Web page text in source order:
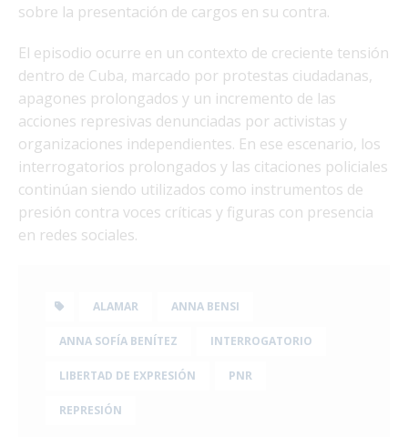
sobre la presentación de cargos en su contra.
El episodio ocurre en un contexto de creciente tensión
dentro de Cuba, marcado por protestas ciudadanas,
apagones prolongados y un incremento de las
acciones represivas denunciadas por activistas y
organizaciones independientes. En ese escenario, los
interrogatorios prolongados y las citaciones policiales
continúan siendo utilizados como instrumentos de
presión contra voces críticas y figuras con presencia
en redes sociales.
ALAMAR ANNA BENSI
ANNA SOFÍA BENÍTEZ INTERROGATORIO
LIBERTAD DE EXPRESIÓN PNR
REPRESIÓN